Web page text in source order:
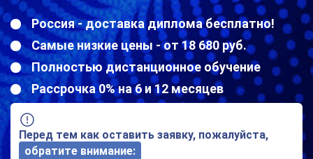
Россия - доставка диплома бесплатно!
Самые низкие цены - от 18 680 руб.
Полностью дистанционное обучение
Рассрочка 0% на 6 и 12 месяцев
Перед тем как оставить заявку, пожалуйста,
обратите внимание: